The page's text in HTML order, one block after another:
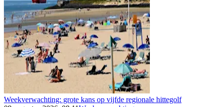
Weekverwachting: grote kans op vijfde regionale hittegolf